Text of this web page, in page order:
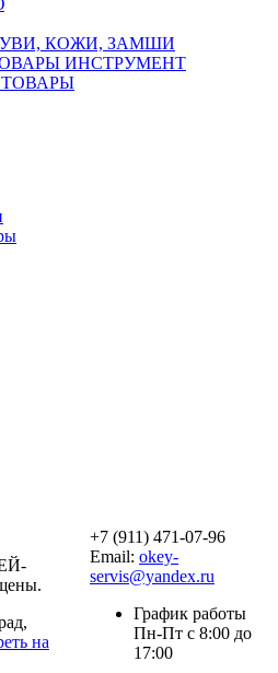
КОЖИ, ЗАМШИ
ИНСТРУМЕНТ
на
+7 (911) 471-07-96
Email: okey-
servis@yandex.ru
График работы
Пн-Пт с 8:00 до
17:00